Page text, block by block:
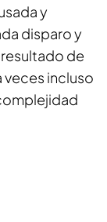
y
disparo y
de
veces incluso